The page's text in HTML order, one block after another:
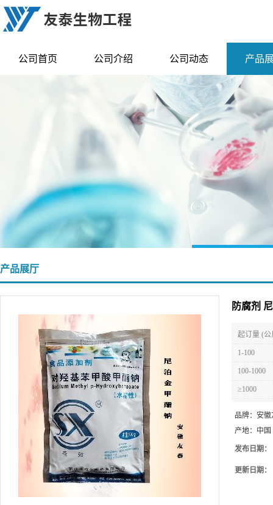
公司首页 公司介绍 公司动态 产品
产品展厅
防腐剂
起订量 (公
1-100
100-1000
≥1000
品牌： 安徽
产地： 中国
发布日期：
更新日期：